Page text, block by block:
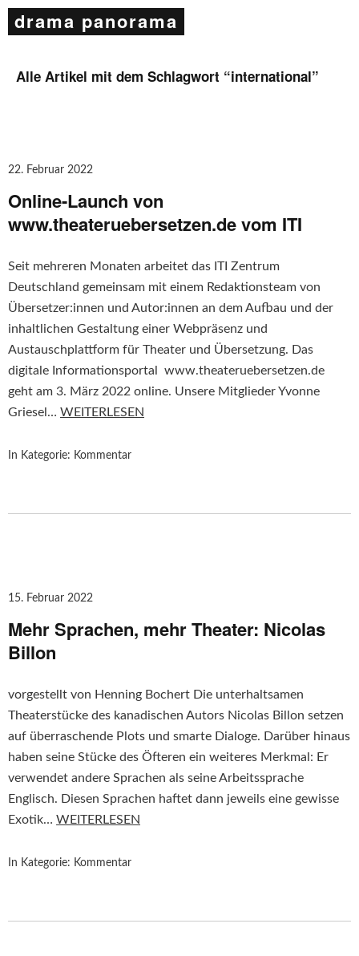
drama panorama
Alle Artikel mit dem Schlagwort “international”
22. Februar 2022
Online-Launch von
www.theateruebersetzen.de vom ITI
Seit mehreren Monaten arbeitet das ITI Zentrum
Deutschland gemeinsam mit einem Redaktionsteam von
Übersetzer:innen und Autor:innen an dem Aufbau und der
inhaltlichen Gestaltung einer Webpräsenz und
Austauschplattform für Theater und Übersetzung. Das
digitale Informationsportal www.theateruebersetzen.de
geht am 3. März 2022 online. Unsere Mitglieder Yvonne
Griesel… WEITERLESEN
In Kategorie: Kommentar
15. Februar 2022
Mehr Sprachen, mehr Theater: Nicolas
Billon
vorgestellt von Henning Bochert Die unterhaltsamen
Theaterstücke des kanadischen Autors Nicolas Billon setzen
auf überraschende Plots und smarte Dialoge. Darüber hinaus
haben seine Stücke des Öfteren ein weiteres Merkmal: Er
verwendet andere Sprachen als seine Arbeitssprache
Englisch. Diesen Sprachen haftet dann jeweils eine gewisse
Exotik… WEITERLESEN
In Kategorie: Kommentar